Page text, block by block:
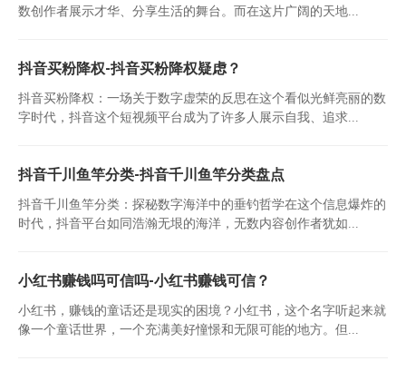
数创作者展示才华、分享生活的舞台。而在这片广阔的天地...
抖音买粉降权-抖音买粉降权疑虑？
抖音买粉降权：一场关于数字虚荣的反思在这个看似光鲜亮丽的数
字时代，抖音这个短视频平台成为了许多人展示自我、追求...
抖音千川鱼竿分类-抖音千川鱼竿分类盘点
抖音千川鱼竿分类：探秘数字海洋中的垂钓哲学在这个信息爆炸的
时代，抖音平台如同浩瀚无垠的海洋，无数内容创作者犹如...
小红书赚钱吗可信吗-小红书赚钱可信？
小红书，赚钱的童话还是现实的困境？小红书，这个名字听起来就
像一个童话世界，一个充满美好憧憬和无限可能的地方。但...